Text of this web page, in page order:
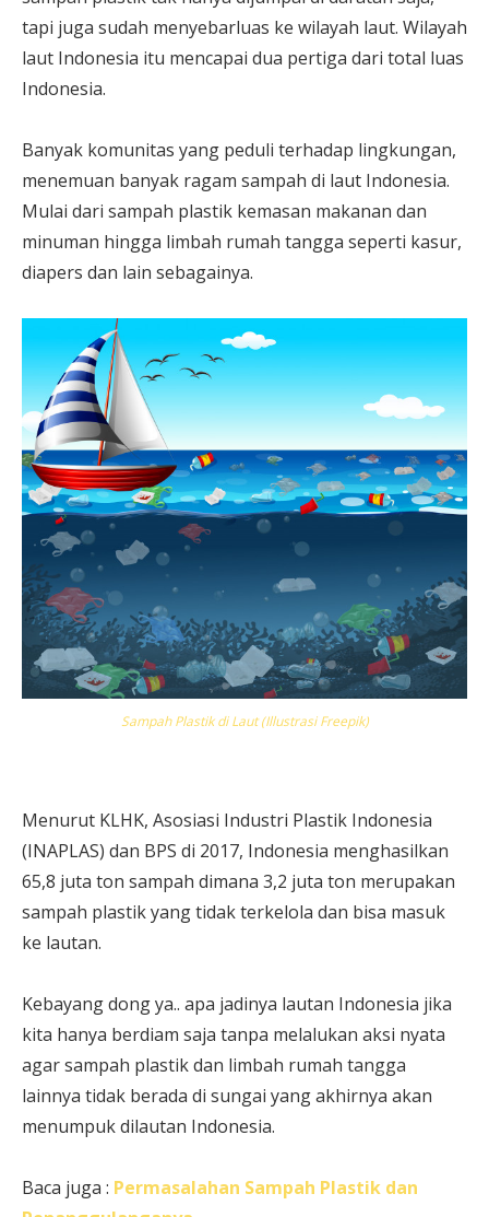
tapi juga sudah menyebarluas ke wilayah laut. Wilayah
laut Indonesia itu mencapai dua pertiga dari total luas
Indonesia.
Banyak komunitas yang peduli terhadap lingkungan,
menemuan banyak ragam sampah di laut Indonesia.
Mulai dari sampah plastik kemasan makanan dan
minuman hingga limbah rumah tangga seperti kasur,
diapers dan lain sebagainya.
Sampah Plastik di Laut (Illustrasi Freepik)
Menurut KLHK, Asosiasi Industri Plastik Indonesia
(INAPLAS) dan BPS di 2017, Indonesia menghasilkan
65,8 juta ton sampah dimana 3,2 juta ton merupakan
sampah plastik yang tidak terkelola dan bisa masuk
ke lautan.
Kebayang dong ya.. apa jadinya lautan Indonesia jika
kita hanya berdiam saja tanpa melalukan aksi nyata
agar sampah plastik dan limbah rumah tangga
lainnya tidak berada di sungai yang akhirnya akan
menumpuk dilautan Indonesia.
Baca juga : Permasalahan Sampah Plastik dan